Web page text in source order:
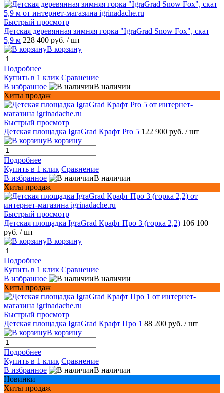
Быстрый просмотр
Детская деревянная зимняя горка "IgraGrad Snow Fox", скат
5,9 м 228 400 руб. / шт
В корзину
Подробнее
Купить в 1 клик Сравнение
В избранное
В наличии
Хиты продаж
Быстрый просмотр
Детская площадка IgraGrad Крафт Pro 5 122 900 руб. / шт
В корзину
Подробнее
Купить в 1 клик Сравнение
В избранное
В наличии
Хиты продаж
Быстрый просмотр
Детская площадка IgraGrad Крафт Про 3 (горка 2,2) 106 100
руб. / шт
В корзину
Подробнее
Купить в 1 клик Сравнение
В избранное
В наличии
Хиты продаж
Быстрый просмотр
Детская площадка IgraGrad Крафт Про 1 88 200 руб. / шт
В корзину
Подробнее
Купить в 1 клик Сравнение
В избранное
В наличии
Новинки
Хиты продаж